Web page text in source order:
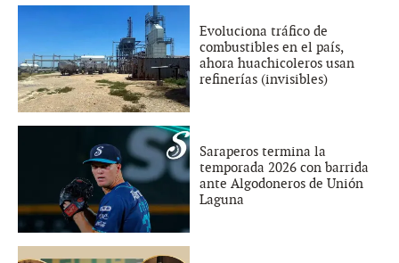
Evoluciona tráfico de
combustibles en el país,
ahora huachicoleros usan
refinerías (invisibles)
Saraperos termina la
temporada 2026 con barrida
ante Algodoneros de Unión
Laguna